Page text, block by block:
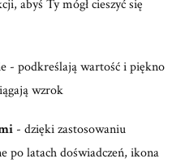
abyś Ty mógł cieszyć się
- podkreślają wartość i piękno
wzrok
- dzięki zastosowaniu
po latach doświadczeń, ikona